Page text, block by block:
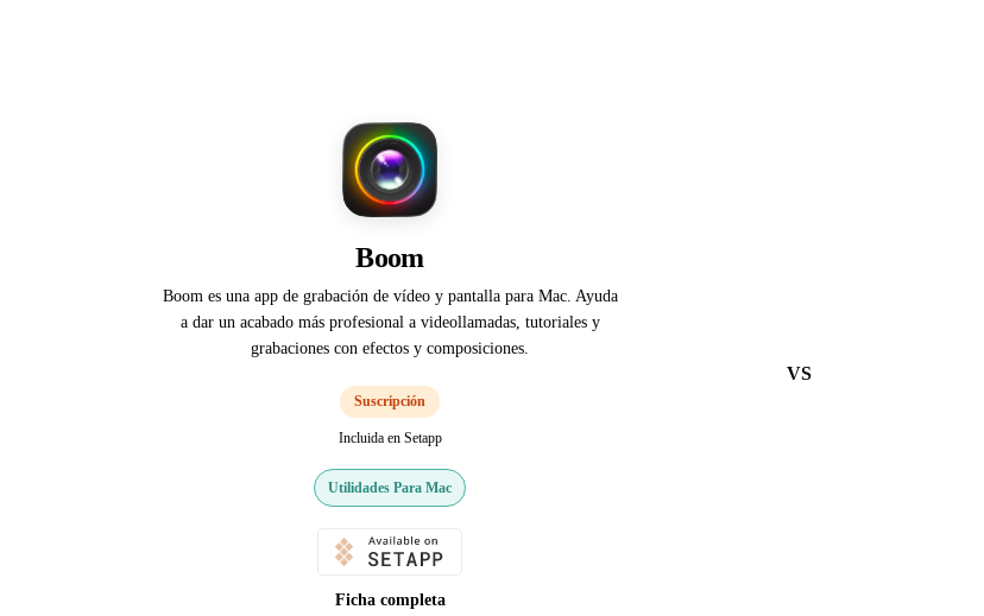
Boom
Boom es una app de grabación de vídeo y pantalla para Mac. Ayuda
a dar un acabado más profesional a videollamadas, tutoriales y
grabaciones con efectos y composiciones.
Suscripción
Incluida en Setapp
Utilidades Para Mac
Ficha completa
VS